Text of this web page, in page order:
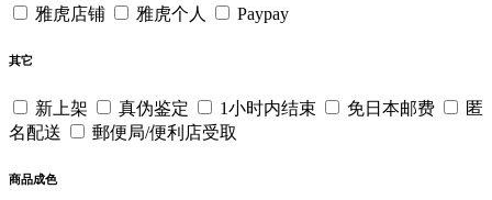
雅虎店铺 雅虎个人 Paypay
其它
新上架 真伪鉴定 1小时内结束 免日本邮费
匿
名配送
郵便局/便利店受取
商品成色